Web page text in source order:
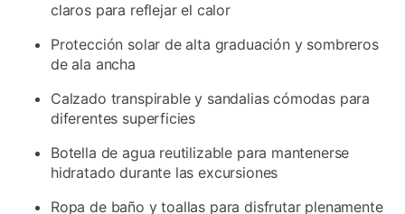
claros para reflejar el calor
Protección solar de alta graduación y sombreros
de ala ancha
Calzado transpirable y sandalias cómodas para
diferentes superficies
Botella de agua reutilizable para mantenerse
hidratado durante las excursiones
Ropa de baño y toallas para disfrutar plenamente